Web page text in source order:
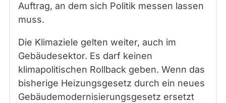
Auftrag, an dem sich Politik messen lassen
muss.
Die Klimaziele gelten weiter, auch im
Gebäudesektor. Es darf keinen
klimapolitischen Rollback geben. Wenn das
bisherige Heizungsgesetz durch ein neues
Gebäudemodernisierungsgesetz ersetzt